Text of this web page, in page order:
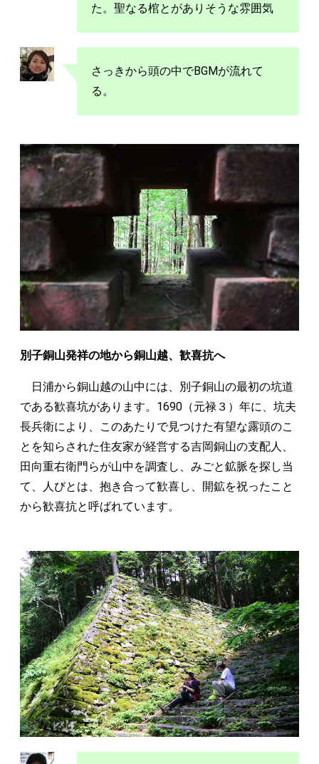
た。聖なる棺とがありそうな雰囲気
さっきから頭の中でBGMが流れて
る。
別子銅山発祥の地から銅山越、歓喜抗へ
日浦から銅山越の山中には、別子銅山の最初の坑道
である歓喜坑があります。1690（元禄３）年に、坑夫
長兵衛により、このあたりで見つけた有望な露頭のこ
とを知らされた住友家が経営する吉岡銅山の支配人、
田向重右衛門らが山中を調査し、みごと鉱脈を探し当
て、人びとは、抱き合って歓喜し、開鉱を祝ったこと
から歓喜抗と呼ばれています。